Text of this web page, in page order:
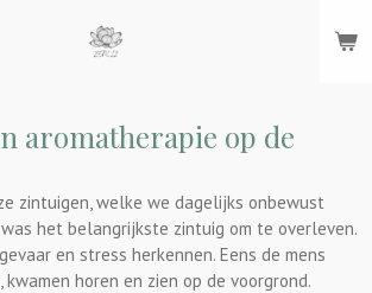
aromatherapie op de
zintuigen, welke we dagelijks onbewust
het belangrijkste zintuig om te overleven.
en stress herkennen. Eens de mens
horen en zien op de voorgrond.